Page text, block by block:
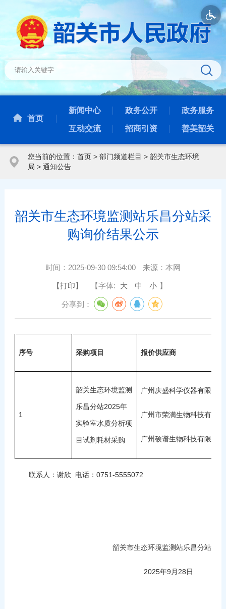
首页
新闻中心 政务公开 政务服务
互动交流 招商引资 善美韶关
您当前的位置： 首页> 部门频道栏目 > 韶关市生态环境
局 > 通知公告
韶关市生态环境监测站乐昌分站采
购询价结果公示
时间： 2025-09-30 09:54:00 来源： 本网
【打印】 【字体: 大 中 小 】
分享到：
序号 采购项目 报价供应商
1
韶关生态环境监测
乐昌分站2025年
实验室水质分析项
目试剂耗材采购
广州庆盛科学仪器有限公司
广州市荣满生物科技有限
广州硕谱生物科技有限公司
联系人：谢欣 电话：0751-5555072
韶关市生态环境监测站乐昌分站
2025年9月28日